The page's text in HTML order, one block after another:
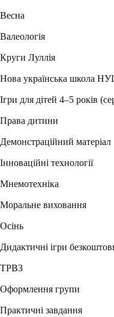
Весна
Валеологія
Круги Луллія
Нова українська школа
Ігри для дітей 4–5 років
Права дитини
Демонстраційний матеріал
Інноваційні технології
Мнемотехніка
Моральне виховання
Осінь
Дидактичні ігри
ТРВЗ
Оформлення групи
Практичні завдання